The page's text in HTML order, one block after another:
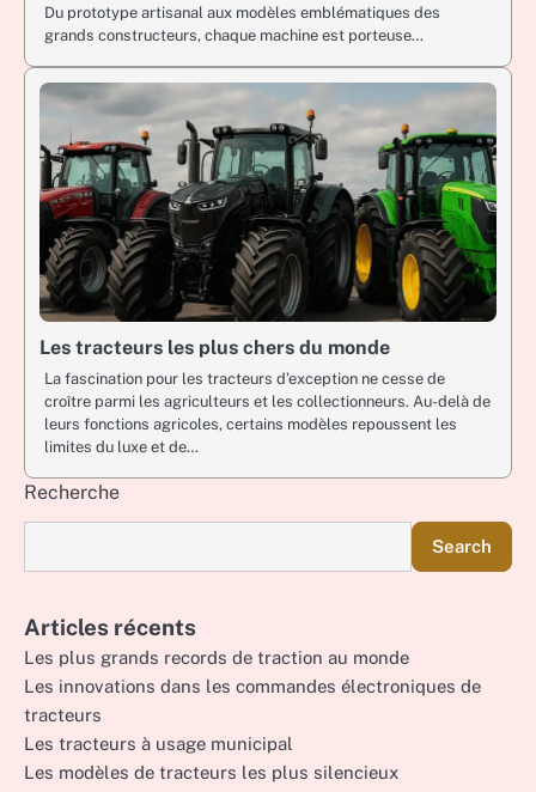
Du prototype artisanal aux modèles emblématiques des
grands constructeurs, chaque machine est porteuse…
Les tracteurs les plus chers du monde
La fascination pour les tracteurs d’exception ne cesse de
croître parmi les agriculteurs et les collectionneurs. Au-delà de
leurs fonctions agricoles, certains modèles repoussent les
limites du luxe et de…
Recherche
Search
Articles récents
Les plus grands records de traction au monde
Les innovations dans les commandes électroniques de
tracteurs
Les tracteurs à usage municipal
Les modèles de tracteurs les plus silencieux